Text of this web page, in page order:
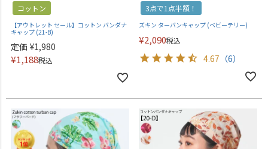
コットン
【アウトレット セール】コットン バンダナ
キャップ (21-B)
定価 ¥1,980
¥1,188税込
3点で1点半額！
ズキン ターバンキャップ (ベビーテリー)
¥2,090税込
4.67 （6）